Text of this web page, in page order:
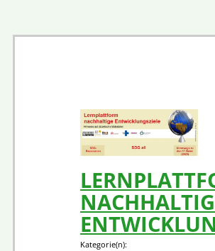
Kategorie(n):